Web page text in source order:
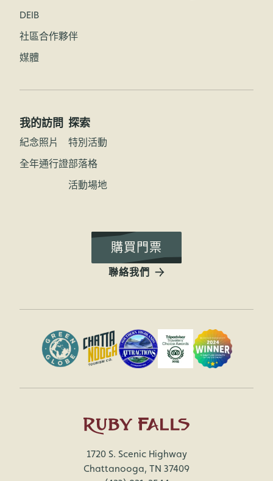
DEIB
社區合作夥伴
媒體
我的訪問
紀念照片
全年通行證
探索
特別活動
部落格
活動場地
購買門票
聯絡我們
1720 S. Scenic Highway
Chattanooga, TN 37409